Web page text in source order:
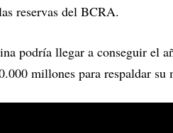
reservas del BCRA.
podría llegar a conseguir el
millones para respaldar su